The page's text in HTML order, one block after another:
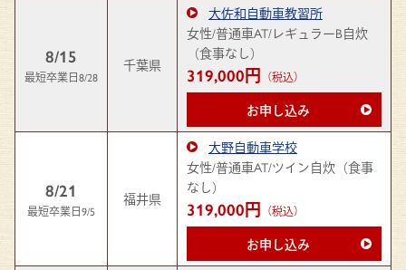
8/15
最短卒業日8/28
千葉県
大佐和自動車教習所
女性/普通車AT/レギュラーB自炊
（食事なし）
319,000円 （税込）
お申し込み
8/21
最短卒業日9/5
福井県
大野自動車学校
女性/普通車AT/ツイン自炊（食事
なし）
319,000円 （税込）
お申し込み